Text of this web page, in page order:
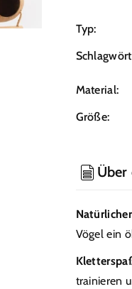
Vögel
Typ:
Material:
Größe:
Über
Vögel ein
trainieren